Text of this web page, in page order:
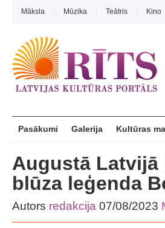
Māksla Mūzika Teātris Kino
Pasākumi Galerija Kultūras
Augustā Latvijā
blūza leģenda
Autors redakcija 07/08/2023